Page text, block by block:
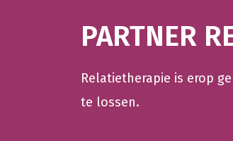
PARTNER
Relatietherapie is erop
te lossen.